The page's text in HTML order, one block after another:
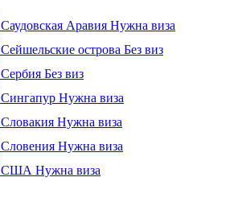
Саудовская Аравия Нужна виза
Сейшельские острова Без виз
Сербия Без виз
Сингапур Нужна виза
Словакия Нужна виза
Словения Нужна виза
США Нужна виза